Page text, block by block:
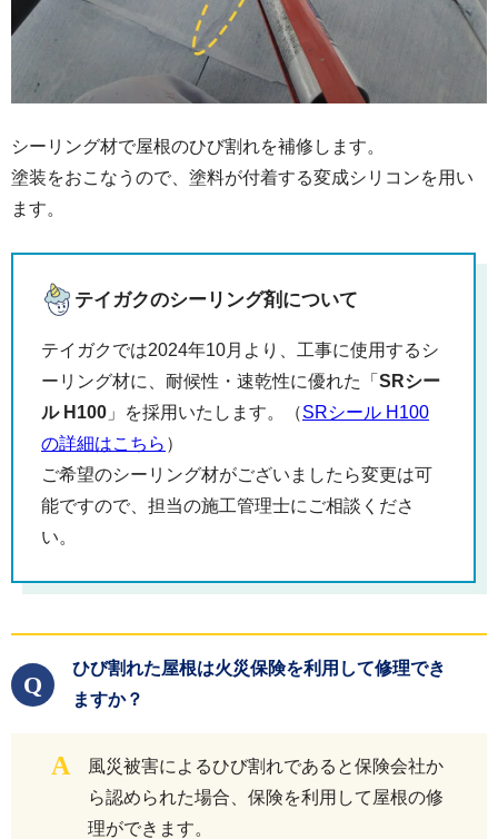
シーリング材で屋根のひび割れを補修します。
塗装をおこなうので、塗料が付着する変成シリコンを用い
ます。
テイガクのシーリング剤について
テイガクでは2024年10月より、工事に使用するシ
ーリング材に、耐候性・速乾性に優れた「 SRシー
ル H100 」を採用いたします。（SRシール H100
の詳細はこちら ）
ご希望のシーリング材がございましたら変更は可
能ですので、担当の施工管理士にご相談くださ
い。
Q
ひび割れた屋根は火災保険を利用して修理でき
ますか？
A
風災被害によるひび割れであると保険会社か
ら認められた場合、保険を利用して屋根の修
理ができます。